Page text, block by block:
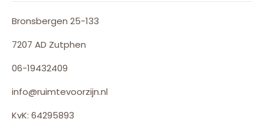
Bronsbergen 25-133
7207 AD Zutphen
06-19432409
info@ruimtevoorzijn.nl
KvK: 64295893